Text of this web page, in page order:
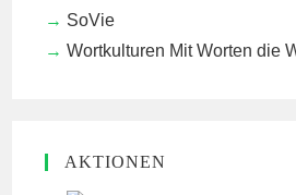
SoVie
Wortkulturen Mit Worten die
AKTIONEN